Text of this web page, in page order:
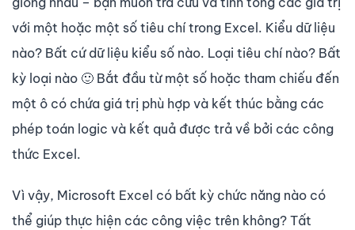
với một hoặc một số tiêu chí trong Excel. Kiểu dữ liệu
nào? Bất cứ dữ liệu kiểu số nào. Loại tiêu chí nào? Bất
kỳ loại nào 🙂 Bắt đầu từ một số hoặc tham chiếu đến
một ô có chứa giá trị phù hợp và kết thúc bằng các
phép toán logic và kết quả được trả về bởi các công
thức Excel.
Vì vậy, Microsoft Excel có bất kỳ chức năng nào có
thể giúp thực hiện các công việc trên không? Tất